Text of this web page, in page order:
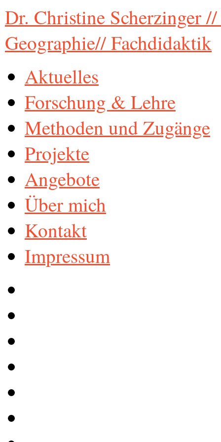
Dr. Christine Scherzinger
Geographie// Fachdidaktik
Aktuelles
Forschung & Lehre
Methoden und Zugänge
Projekte
Angebote
Über mich
Kontakt
Impressum